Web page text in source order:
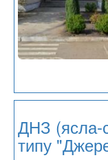
№16
ДНЗ (ясла-
типу